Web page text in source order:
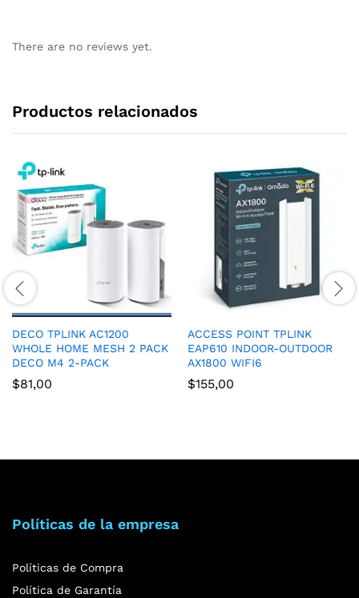
There are no reviews yet.
Productos relacionados
DECO TPLINK AC1200
WHOLE HOME MESH 2 PACK
DECO M4 2-PACK
$81,00
ACCESS POINT TPLINK
EAP610 INDOOR-OUTDOOR
AX1800 WIFI6
$155,00
Políticas de la empresa
Políticas de Compra
Política de Garantía